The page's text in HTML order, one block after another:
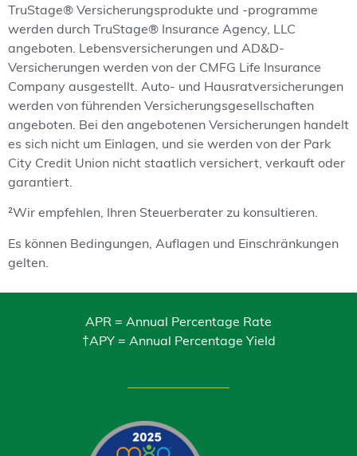
TruStage® Versicherungsprodukte und -programme
werden durch TruStage® Insurance Agency, LLC
angeboten. Lebensversicherungen und AD&D-
Versicherungen werden von der CMFG Life Insurance
Company ausgestellt. Auto- und Hausratversicherungen
werden von führenden Versicherungsgesellschaften
angeboten. Bei den angebotenen Versicherungen handelt
es sich nicht um Einlagen, und sie werden von der Park
City Credit Union nicht staatlich versichert, verkauft oder
garantiert.
²Wir empfehlen, Ihren Steuerberater zu konsultieren.
Es können Bedingungen, Auflagen und Einschränkungen
gelten.
APR = Annual Percentage Rate
†APY = Annual Percentage Yield